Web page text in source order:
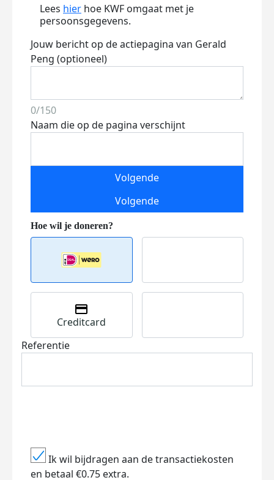
Lees hier hoe KWF omgaat met je
persoonsgegevens.
Jouw bericht op de actiepagina van Gerald
Peng (optioneel)
0/150
Naam die op de pagina verschijnt
Volgende
Volgende
Creditcard
Referentie
Ik wil bijdragen aan de transactiekosten
en betaal €0.75 extra.